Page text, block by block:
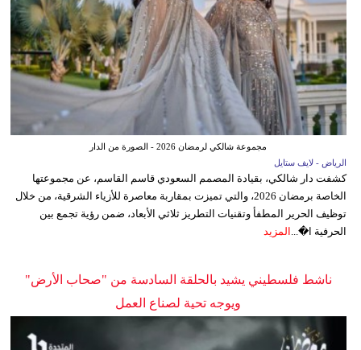
مجموعة شالكي لرمضان 2026 - الصورة من الدار
الرياض - لايف ستايل
كشفت دار شالكي، بقيادة المصمم السعودي قاسم القاسم، عن مجموعتها
الخاصة برمضان 2026، والتي تميزت بمقاربة معاصرة للأزياء الشرقية، من خلال
توظيف الحرير المطفأ وتقنيات التطريز ثلاثي الأبعاد، ضمن رؤية تجمع بين
الحرفية ا�... المزيد
ناشط فلسطيني يشيد بالحلقة السادسة من "صحاب الأرض"
ويوجه تحية لصناع العمل